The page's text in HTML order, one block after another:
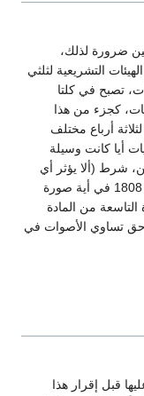
ضرورة لذلك،
التشريعية لثلثي
تصبح في كلتا
كجزء من هذا
أرباع مختلف
أيا كانت وسيلة
شرط (ألا يؤثر أي
تعديل يتم ويقر قبل سنة ألف وثمانمئة وثمانية 1808 في أية صورة
التاسعة من المادة
حق تساوي الأصوات في
قبل إقرار هذا